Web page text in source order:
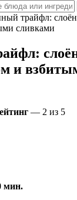
трайфл:
сливками
и
— 2 из 5
мин.